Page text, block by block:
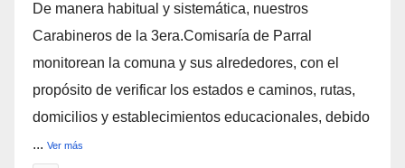
De manera habitual y sistemática, nuestros
Carabineros de la 3era.Comisaría de Parral
monitorean la comuna y sus alrededores, con el
propósito de verificar los estados e caminos, rutas,
domicilios y establecimientos educacionales, debido
... Ver más